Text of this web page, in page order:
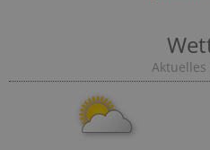
Aktuelles